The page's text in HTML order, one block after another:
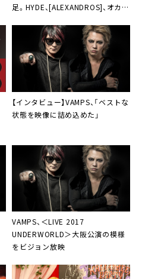
足。HYDE、[ALEXANDROS]、オカモ
【インタビュー】VAMPS、「ベストな
状態を映像に詰め込めた」
VAMPS、＜LIVE 2017
UNDERWORLD＞大阪公演の模様
をビジョン放映